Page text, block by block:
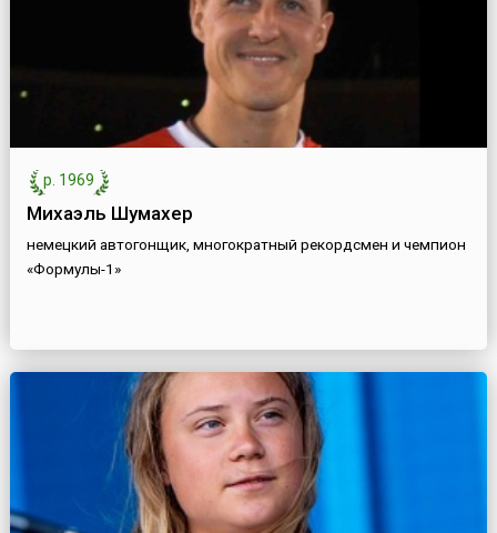
р. 1969
Михаэль Шумахер
немецкий автогонщик, многократный рекордсмен и чемпион
«Формулы-1»